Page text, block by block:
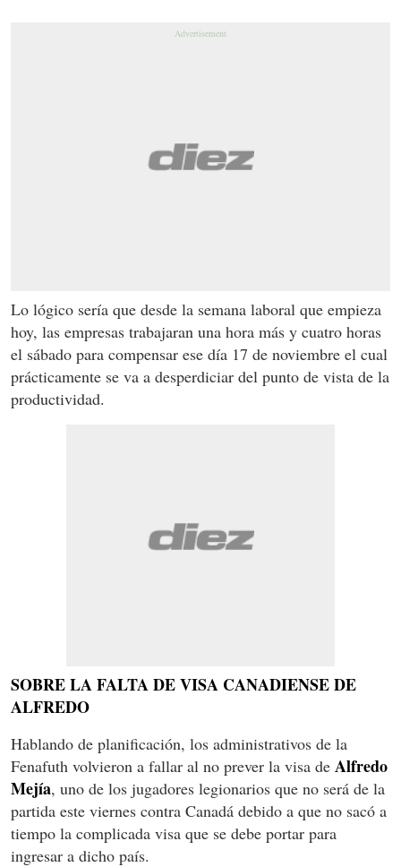
Lo lógico sería que desde la semana laboral que empieza
hoy, las empresas trabajaran una hora más y cuatro horas
el sábado para compensar ese día 17 de noviembre el cual
prácticamente se va a desperdiciar del punto de vista de la
productividad.
SOBRE LA FALTA DE VISA CANADIENSE DE
ALFREDO
Hablando de planificación, los administrativos de la
Fenafuth volvieron a fallar al no prever la visa de Alfredo
Mejía, uno de los jugadores legionarios que no será de la
partida este viernes contra Canadá debido a que no sacó a
tiempo la complicada visa que se debe portar para
ingresar a dicho país.